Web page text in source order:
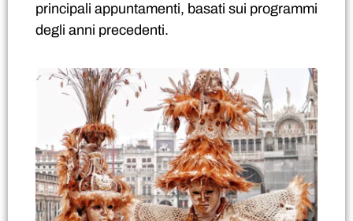
principali appuntamenti, basati sui programmi
degli anni precedenti.